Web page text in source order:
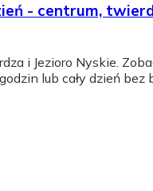
- centrum,
i Jezioro Nyskie.
lub cały dzień bez